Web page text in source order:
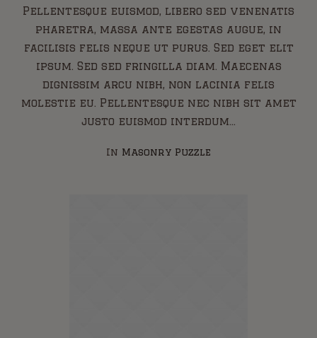
Pellentesque euismod, libero sed venenatis
pharetra, massa ante egestas augue, in
facilisis felis neque ut purus. Sed eget elit
ipsum. Sed sed fringilla diam. Maecenas
dignissim arcu nibh, non lacinia felis
molestie eu. Pellentesque nec nibh sit amet
justo euismod interdum...
In Masonry Puzzle